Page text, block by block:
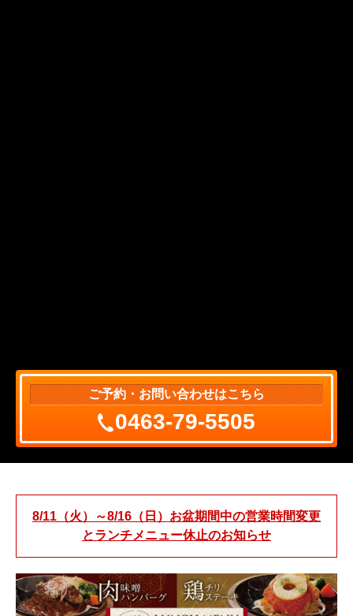
ご予約・お問い合わせはこちら
0463-79-5505
8/11（火）～8/16（日）お盆期間中の営業時間変更
とランチメニュー休止のお知らせ